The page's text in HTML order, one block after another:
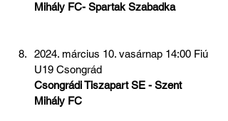
Mihály FC- Spartak Szabadka
2024. március 10. vasárnap 14:00 Fiú
U19 Csongrád
Csongrádi Tiszapart SE - Szent
Mihály FC